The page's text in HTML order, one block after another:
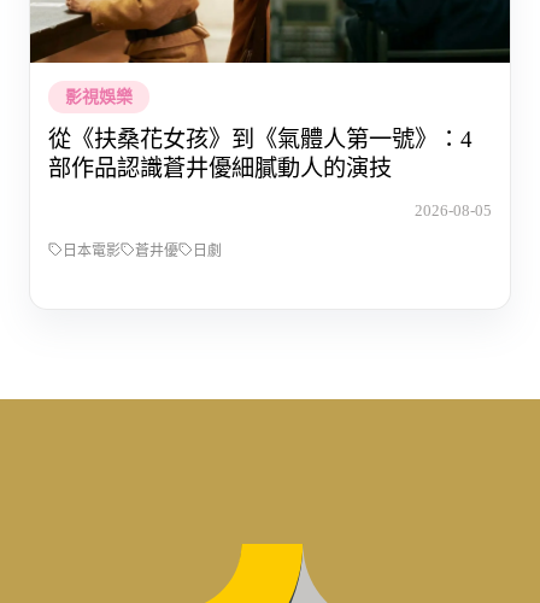
影視娛樂
從《扶桑花女孩》到《氣體人第一號》：4
部作品認識蒼井優細膩動人的演技
2026-08-05
日本電影 蒼井優 日劇